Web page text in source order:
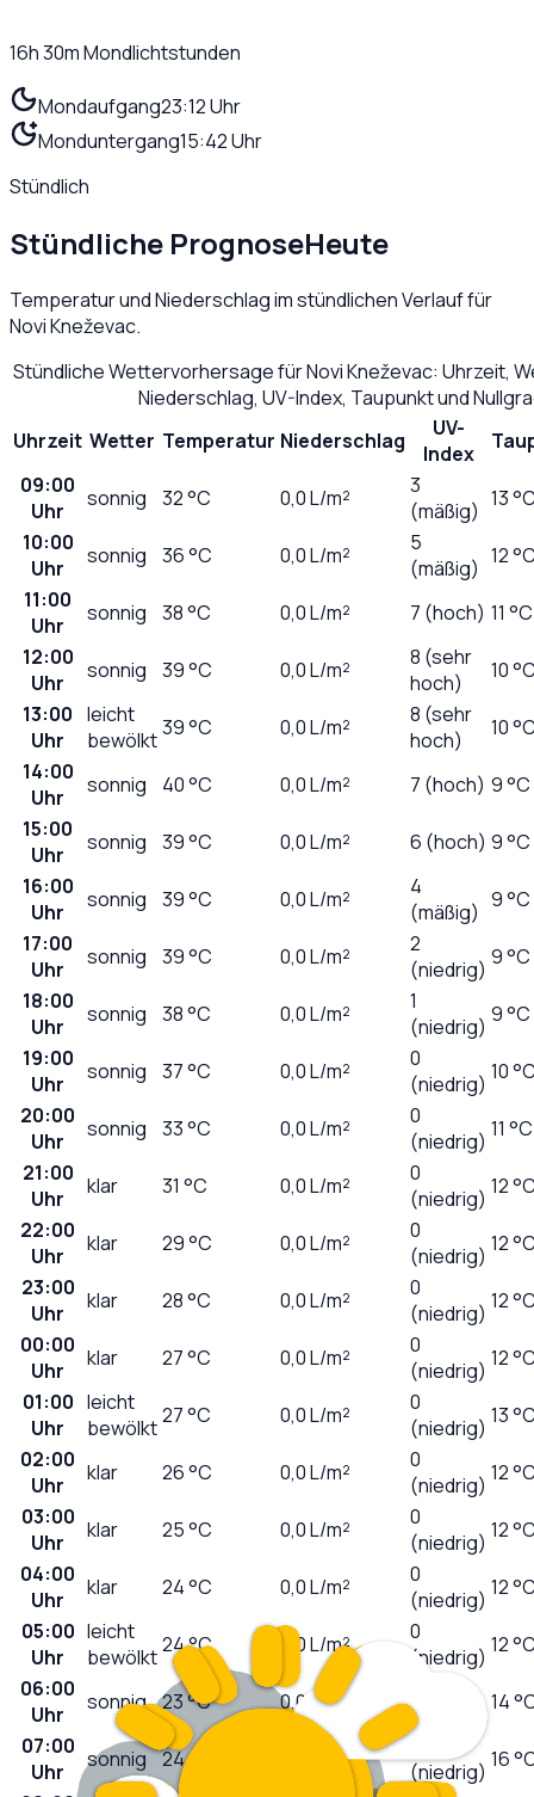
16h 30mMondlichtstunden
Mondaufgang23:12 Uhr
Monduntergang15:42 Uhr
Stündlich
Stündliche PrognoseHeute
Temperatur und Niederschlag im stündlichen Verlauf für
Novi Kneževac.
Stündliche Wettervorhersage fürNovi Kneževac: Uhrzeit,
Niederschlag, UV-Index, Taupunkt und
Uhrzeit Wetter Temperatur Niederschlag
UV-
Index
09:00
Uhr
sonnig 32°C 0,0L/m²
3
(mäßig) 13
10:00
Uhr
sonnig 36°C 0,0L/m²
5
(mäßig) 12
11:00
Uhr
sonnig 38°C 0,0L/m² 7 (hoch) 11 °C
12:00
Uhr
sonnig 39°C 0,0L/m²
8 (sehr
hoch)
10
13:00
Uhr
leicht
bewölkt39°C 0,0L/m²
8 (sehr
hoch)
10
14:00
Uhr
sonnig 40°C 0,0L/m² 7 (hoch) 9 °C
15:00
Uhr
sonnig 39°C 0,0L/m² 6 (hoch) 9 °C
16:00
Uhr
sonnig 39°C 0,0L/m²
4
(mäßig) 9 °C
17:00
Uhr
sonnig 39°C 0,0L/m²
2
(niedrig) 9 °C
18:00
Uhr
sonnig 38°C 0,0L/m²
1
(niedrig) 9 °C
19:00
Uhr
sonnig 37°C 0,0L/m²
0
(niedrig) 10
20:00
Uhr
sonnig 33°C 0,0L/m²
0
(niedrig) 11 °C
21:00
Uhr
klar 31 °C 0,0L/m²
0
(niedrig) 12
22:00
Uhr
klar 29°C 0,0L/m²
0
(niedrig) 12
23:00
Uhr
klar 28°C 0,0L/m²
0
(niedrig) 12
00:00
Uhr
klar 27°C 0,0L/m²
0
(niedrig) 12
01:00
Uhr
leicht
bewölkt27°C 0,0L/m²
0
(niedrig) 13
02:00
Uhr
klar 26°C 0,0L/m²
0
(niedrig) 12
03:00
Uhr
klar 25°C 0,0L/m²
0
(niedrig) 12
04:00
Uhr
klar 24°C 0,0L/m²
0
(niedrig) 12
05:00
Uhr
leicht
bewölkt24°C 0,0L/m²
0
(niedrig) 12
06:00
Uhr
sonnig 23°C 0,0 L/m²
(niedrig)
14
07:00
Uhr
sonnig 24°C L/m²
(niedrig) 16